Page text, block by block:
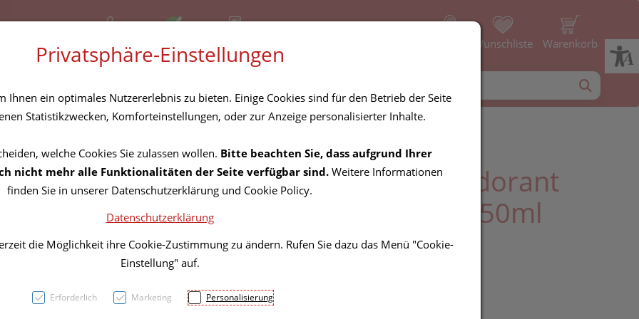
+43 (01) 3683167 Offen Rezept-Anfrage Wunschliste Warenkorb
Vichy Homme Deodorant
Empfindl.haut 48h 50ml
14,– EUR
Privatsphäre-Einstellungen
Ihnen ein optimales Nutzererlebnis zu bieten. Einige Cookies sind für den Betrieb der Seite
Statistikzwecken, Komforteinstellungen, oder zur Anzeige personalisierter Inhalte.
welche Cookies Sie zulassen wollen. Bitte beachten Sie, dass aufgrund Ihrer
nicht mehr alle Funktionalitäten der Seite verfügbar sind. Weitere Informationen
finden Sie in unserer Datenschutzerklärung und Cookie Policy.
Datenschutzerklärung
die Möglichkeit ihre Cookie-Zustimmung zu ändern. Rufen Sie dazu das Menü "Cookie-
Einstellung" auf.
Erforderlich Marketing Personalisierung